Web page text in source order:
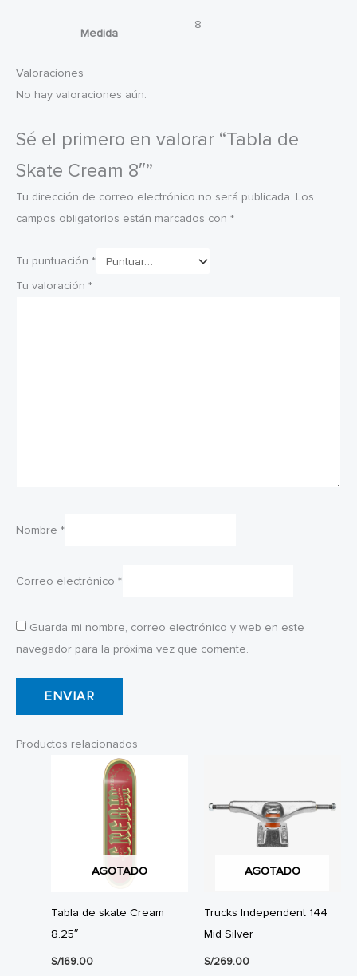
Medida
8
Valoraciones
No hay valoraciones aún.
Sé el primero en valorar “Tabla de
Skate Cream 8″”
Tu dirección de correo electrónico no será publicada. Los
campos obligatorios están marcados con *
Tu puntuación *
Tu valoración *
Nombre *
Correo electrónico *
Guarda mi nombre, correo electrónico y web en este
navegador para la próxima vez que comente.
Productos relacionados
AGOTADO
Tabla de skate Cream
8.25″
S/169.00
AGOTADO
Trucks Independent 144
Mid Silver
S/269.00